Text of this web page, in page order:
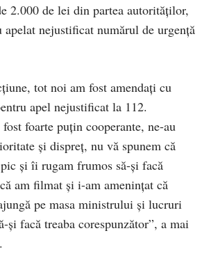
2.000 de lei din partea autorităților,
apelat nejustificat numărul de urgență
tot noi am fost amendați cu
apel nejustificat la 112.
foarte puțin cooperante, ne-au
și dispreț, nu vă spunem că
și îi rugam frumos să-și facă
am filmat și i-am amenințat că
pe masa ministrului și lucruri
și facă treaba corespunzător”, a mai